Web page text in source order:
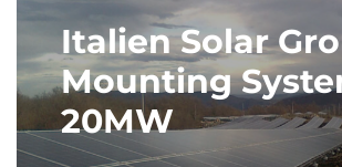
Italien Solar
Mounting
20MW